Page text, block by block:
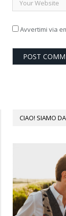
Avvertimi via
CIAO! SIAMO